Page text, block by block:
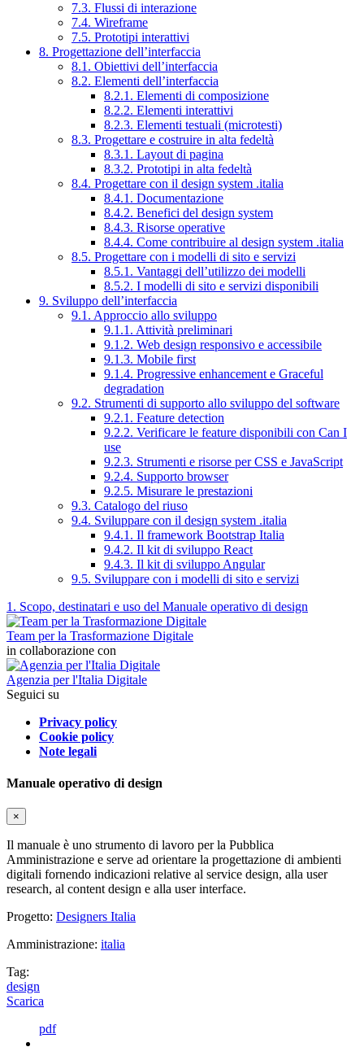
7.3. Flussi di interazione
7.4. Wireframe
7.5. Prototipi interattivi
8. Progettazione dell’interfaccia
8.1. Obiettivi dell’interfaccia
8.2. Elementi dell’interfaccia
8.2.1. Elementi di composizione
8.2.2. Elementi interattivi
8.2.3. Elementi testuali (microtesti)
8.3. Progettare e costruire in alta fedeltà
8.3.1. Layout di pagina
8.3.2. Prototipi in alta fedeltà
8.4. Progettare con il design system .italia
8.4.1. Documentazione
8.4.2. Benefici del design system
8.4.3. Risorse operative
8.4.4. Come contribuire al design system .italia
8.5. Progettare con i modelli di sito e servizi
8.5.1. Vantaggi dell’utilizzo dei modelli
8.5.2. I modelli di sito e servizi disponibili
9. Sviluppo dell’interfaccia
9.1. Approccio allo sviluppo
9.1.1. Attività preliminari
9.1.2. Web design responsivo e accessibile
9.1.3. Mobile first
9.1.4. Progressive enhancement e Graceful
degradation
9.2. Strumenti di supporto allo sviluppo del software
9.2.1. Feature detection
9.2.2. Verificare le feature disponibili con Can I
use
9.2.3. Strumenti e risorse per CSS e JavaScript
9.2.4. Supporto browser
9.2.5. Misurare le prestazioni
9.3. Catalogo del riuso
9.4. Sviluppare con il design system .italia
9.4.1. Il framework Bootstrap Italia
9.4.2. Il kit di sviluppo React
9.4.3. Il kit di sviluppo Angular
9.5. Sviluppare con i modelli di sito e servizi
1. Scopo, destinatari e uso del Manuale operativo di design
Team per la Trasformazione Digitale
in collaborazione con
Agenzia per l'Italia Digitale
Seguici su
Privacy policy
Cookie policy
Note legali
Manuale operativo di design
×
Il manuale è uno strumento di lavoro per la Pubblica
Amministrazione e serve ad orientare la progettazione di ambienti
digitali fornendo indicazioni relative al service design, alla user
research, al content design e alla user interface.
Progetto: Designers Italia
Amministrazione: italia
Tag:
design
Scarica
pdf